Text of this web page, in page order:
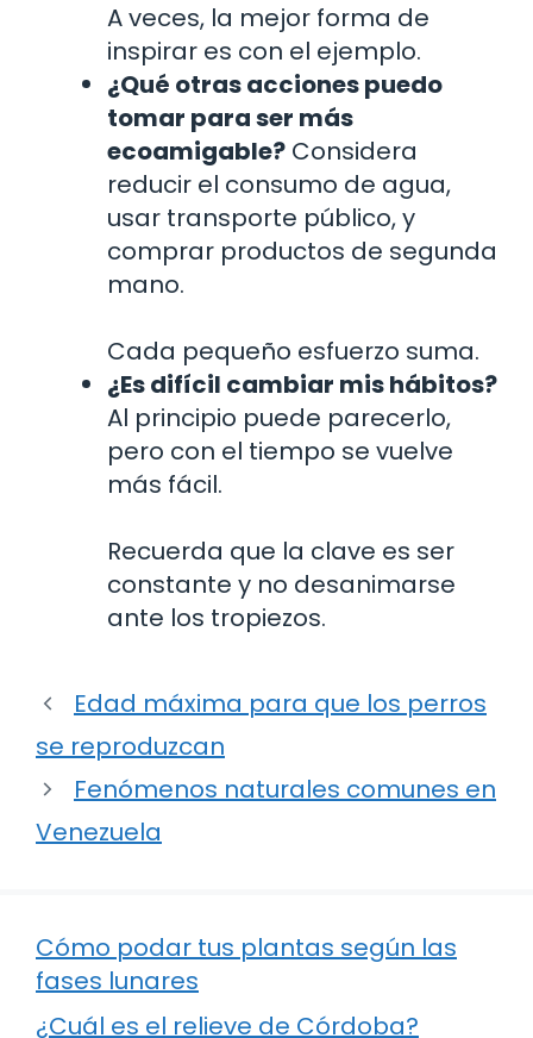
A veces, la mejor forma de
inspirar es con el ejemplo.
¿Qué otras acciones puedo
tomar para ser más
ecoamigable? Considera
reducir el consumo de agua,
usar transporte público, y
comprar productos de segunda
mano.
Cada pequeño esfuerzo suma.
¿Es difícil cambiar mis hábitos?
Al principio puede parecerlo,
pero con el tiempo se vuelve
más fácil.
Recuerda que la clave es ser
constante y no desanimarse
ante los tropiezos.
Edad máxima para que los perros
se reproduzcan
Fenómenos naturales comunes en
Venezuela
Cómo podar tus plantas según las
fases lunares
¿Cuál es el relieve de Córdoba?